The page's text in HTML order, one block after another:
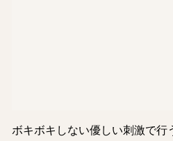
ボキボキしない優しい刺激で行